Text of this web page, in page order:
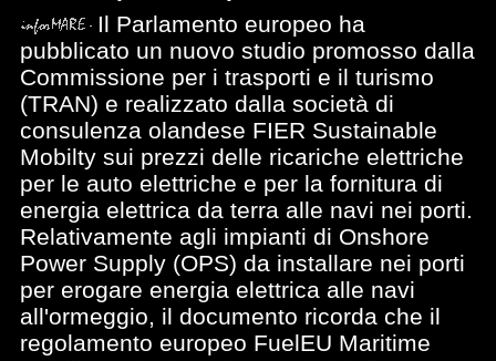
Il Parlamento europeo ha
pubblicato un nuovo studio promosso dalla
Commissione per i trasporti e il turismo
(TRAN) e realizzato dalla società di
consulenza olandese FIER Sustainable
Mobilty sui prezzi delle ricariche elettriche
per le auto elettriche e per la fornitura di
energia elettrica da terra alle navi nei porti.
Relativamente agli impianti di Onshore
Power Supply (OPS) da installare nei porti
per erogare energia elettrica alle navi
all'ormeggio, il documento ricorda che il
regolamento europeo FuelEU Maritime